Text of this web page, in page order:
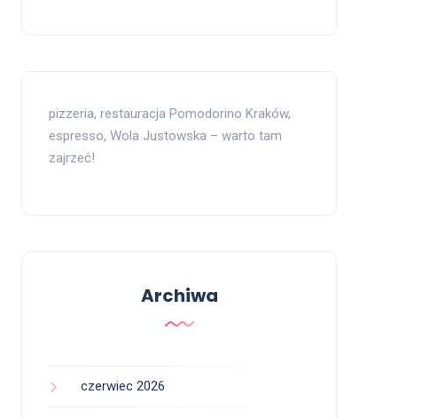
pizzeria, restauracja Pomodorino Kraków,
espresso, Wola Justowska – warto tam
zajrzeć!
Archiwa
czerwiec 2026